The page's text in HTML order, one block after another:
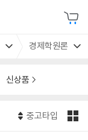
경제학원론
신상품
중고타입